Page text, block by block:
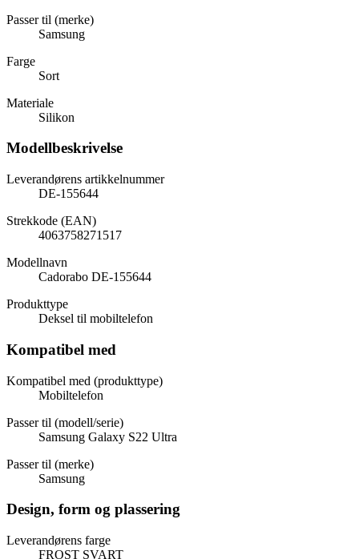
Passer til (merke)
Samsung
Farge
Sort
Materiale
Silikon
Modellbeskrivelse
Leverandørens artikkelnummer
DE-155644
Strekkode (EAN)
4063758271517
Modellnavn
Cadorabo DE-155644
Produkttype
Deksel til mobiltelefon
Kompatibel med
Kompatibel med (produkttype)
Mobiltelefon
Passer til (modell/serie)
Samsung Galaxy S22 Ultra
Passer til (merke)
Samsung
Design, form og plassering
Leverandørens farge
FROST SVART